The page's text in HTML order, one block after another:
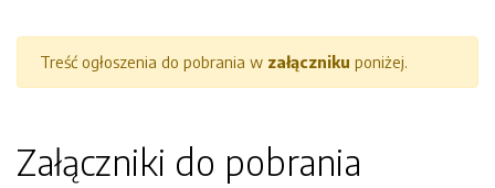
Treść ogłoszenia do pobrania w załączniku poniżej.
Załączniki do pobrania